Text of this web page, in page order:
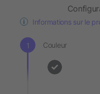
Informations sur le
Couleur